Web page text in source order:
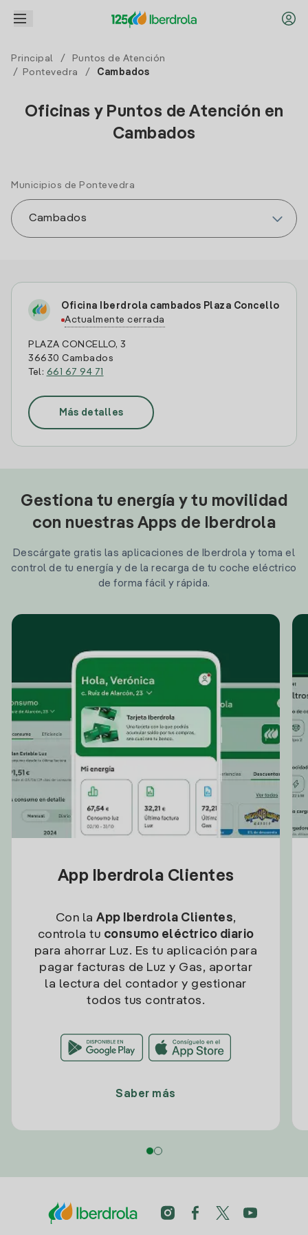
Principal /
Puntos de Atención
/
Pontevedra / Cambados
Oficinas y Puntos de Atención en
Cambados
Municipios de Pontevedra
Oficina Iberdrola cambados Plaza Concello
Actualmente cerrada
PLAZA CONCELLO, 3
36630 Cambados
Tel: 661 67 94 71
Más detalles
Gestiona tu energía y tu movilidad
con nuestras Apps de Iberdrola
Descárgate gratis las aplicaciones de Iberdrola y toma el
control de tu energía y de la recarga de tu coche eléctrico
de forma fácil y rápida.
App Iberdrola Clientes
Con la App Iberdrola Clientes,
controla tu consumo eléctrico diario
para ahorrar Luz. Es tu aplicación para
pagar facturas de Luz y Gas, aportar
la lectura del contador y gestionar
todos tus contratos.
Saber más